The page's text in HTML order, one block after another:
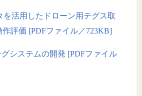
を活用したドローン用テグス取
評価 [PDFファイル／723KB]
システムの開発 [PDFファイル